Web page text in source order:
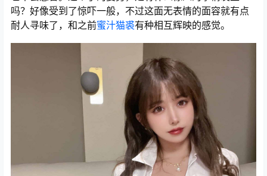
吗？好像受到了惊吓一般，不过这面无表情的面容就有点
耐人寻味了，和之前蜜汁猫裘有种相互辉映的感觉。